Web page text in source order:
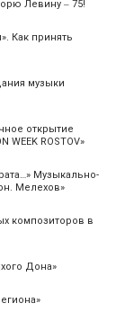
Левину ‒ 75!
Как принять
музыки
открытие
ROSTOV»
Музыкально-
Мелехов»
композиторов в
Дона»